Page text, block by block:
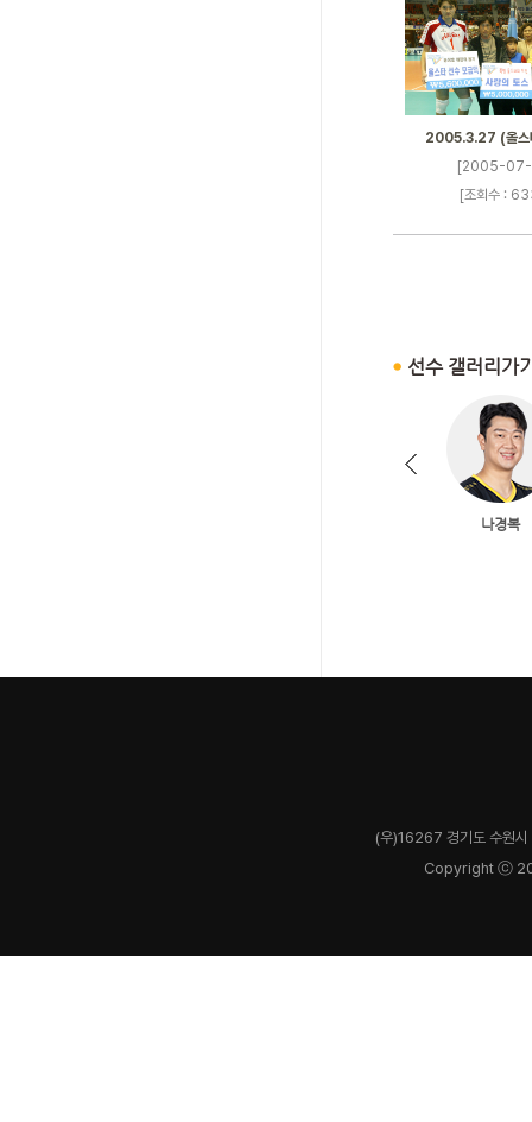
2005.3.27 (올
[2005-
[조회수 :
(우)16267 경기도 수원
Copyright ⓒ